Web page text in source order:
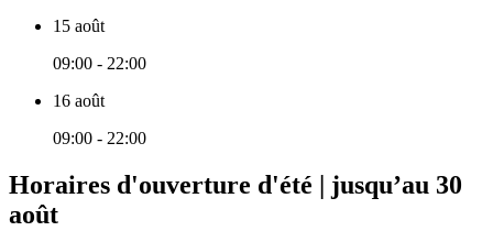
15 août
09:00 - 22:00
16 août
09:00 - 22:00
Horaires d'ouverture d'été | jusqu’au 30
août